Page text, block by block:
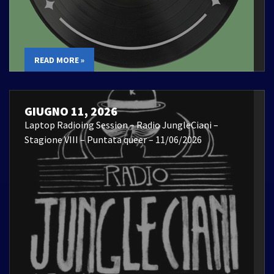
READ MORE »
GIUGNO 11, 2026
Laptop Radioing Session – Radio JungleCiani –
Stagione VIII – Puntata queer – 11/06/2026